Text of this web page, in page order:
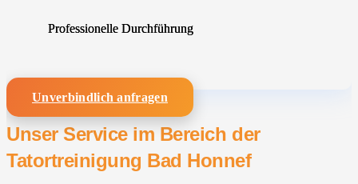
Professionelle Durchführung
Unverbindlich anfragen
Unser Service im Bereich der
Tatortreinigung Bad Honnef